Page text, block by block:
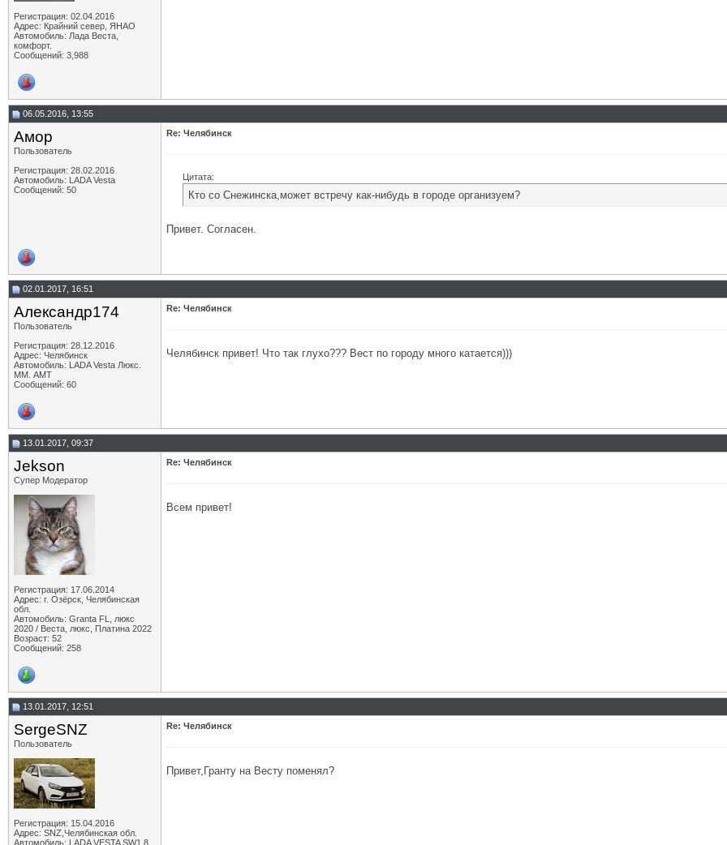
Регистрация: 02.04.2016
Адрес: Крайний север, ЯНАО
Автомобиль: Лада Веста,
комфорт.
Сообщений: 3,988
06.05.2016, 13:55
Амор
Пользователь
Регистрация: 28.02.2016
Автомобиль: LADA Vesta
Сообщений: 50
Re: Челябинск
Цитата:
Кто со Снежинска,может встречу как-нибудь в городе организуем?
Привет. Согласен.
02.01.2017, 16:51
Александр174
Пользователь
Регистрация: 28.12.2016
Адрес: Челябинск
Автомобиль: LADA Vesta Люкс.
ММ. АМТ
Сообщений: 60
Re: Челябинск
Челябинск привет! Что так глухо??? Вест по городу много катается)))
13.01.2017, 09:37
Jekson
Супер Модератор
Регистрация: 17.06.2014
Адрес: г. Озёрск, Челябинская
обл.
Автомобиль: Granta FL, люкс
2020 / Веста, люкс, Платина 2022
Возраст: 52
Сообщений: 258
Re: Челябинск
Всем привет!
13.01.2017, 12:51
SergeSNZ
Пользователь
Регистрация: 15.04.2016
Адрес: SNZ,Челябинская обл.
Автомобиль: LADA VESTA SW1,8
Re: Челябинск
Привет,Гранту на Весту поменял?